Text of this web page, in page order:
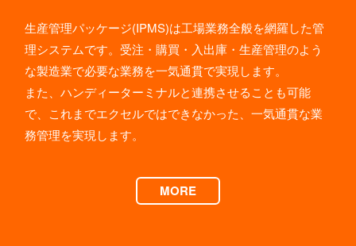
生産管理パッケージ(IPMS)は工場業務全般を網羅した管
理システムです。受注・購買・入出庫・生産管理のよう
な製造業で必要な業務を一気通貫で実現します。
また、ハンディーターミナルと連携させることも可能
で、これまでエクセルではできなかった、一気通貫な業
務管理を実現します。
MORE